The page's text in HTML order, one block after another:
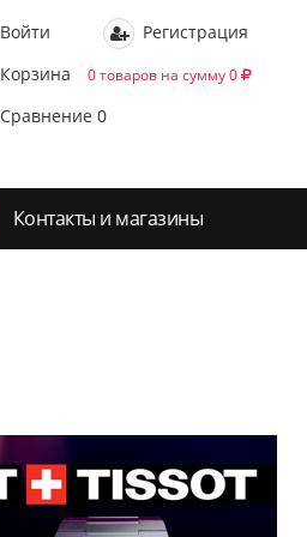
Войти
Регистрация
Корзина
0 товаров на сумму 0
Сравнение 0
Контакты и магазины